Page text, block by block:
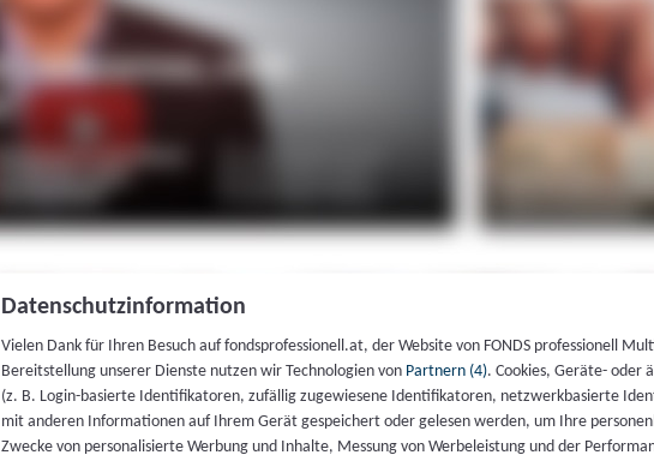
Datenschutzinformation
Vielen Dank für Ihren Besuch auf fondsprofessionell.at, der Website von FONDS professionell
Bereitstellung unserer Dienste nutzen wir Technologien von Partnern (4). Cookies, Geräte- oder
(z. B. Login-basierte Identifikatoren, zufällig zugewiesene Identifikatoren, netzwerkbasierte
mit anderen Informationen auf Ihrem Gerät gespeichert oder gelesen werden, um Ihre
Zwecke von personalisierte Werbung und Inhalte, Messung von Werbeleistung und der